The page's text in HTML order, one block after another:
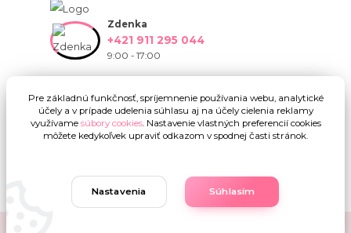
Zdenka
+421 911 295 044
9:00 - 17:00
Upravit sběr cookies.
Pre základnú funkčnosť, spríjemnenie používania webu, analytické
účely a v prípade udelenia súhlasu aj na účely cielenia reklamy
využívame súbory cookies. Nastavenie vlastných preferencií cookies
môžete kedykoľvek upraviť odkazom v spodnej časti stránok.
Nastavenia Súhlasím